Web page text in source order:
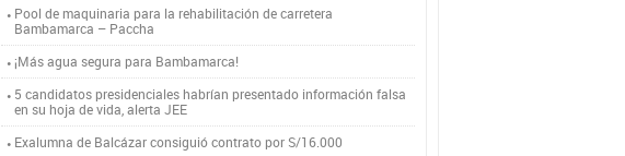
Pool de maquinaria para la rehabilitación de carretera
Bambamarca – Paccha
¡Más agua segura para Bambamarca!
5 candidatos presidenciales habrían presentado información falsa
en su hoja de vida, alerta JEE
Exalumna de Balcázar consiguió contrato por S/16.000